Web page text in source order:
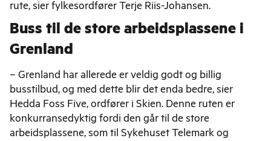
rute, sier fylkesordfører Terje Riis-Johansen.
Buss til de store arbeidsplassene i
Grenland
– Grenland har allerede er veldig godt og billig
busstilbud, og med dette blir det enda bedre, sier
Hedda Foss Five, ordfører i Skien. Denne ruten er
konkurransedyktig fordi den går til de store
arbeidsplassene, som til Sykehuset Telemark og